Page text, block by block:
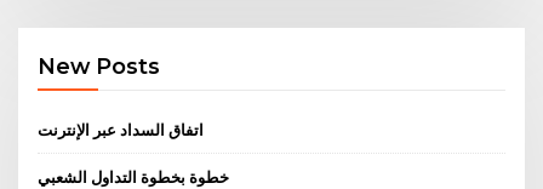
New Posts
اتفاق السداد عبر الإنترنت
خطوة بخطوة التداول الشعبي